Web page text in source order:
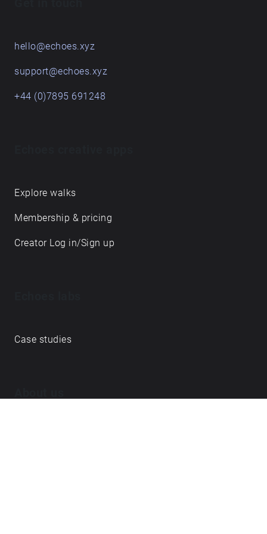
hello@echoes.xyz
support@echoes.xyz
+44 (0)7895 691248
Explore walks
Membership & pricing
Creator Log in/Sign up
Case studies